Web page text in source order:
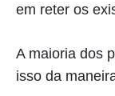
em reter os
A maioria dos
isso da